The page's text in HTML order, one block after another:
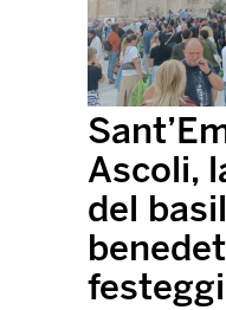
Ascoli,
del